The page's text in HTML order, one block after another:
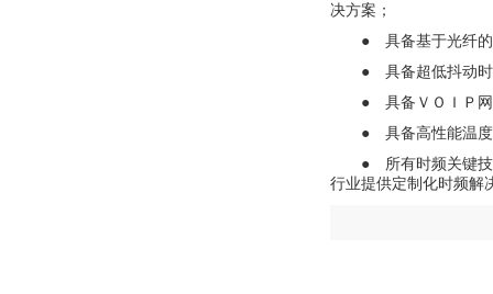
决方案；
● 具备基于光纤
● 具备超低抖动
● 具备ＶＯＩＰ
● 具备高性能温
● 所有时频关键技
行业提供定制化时频解